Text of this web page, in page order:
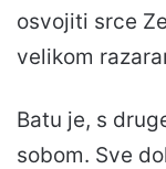
osvojiti srce
velikom
Batu je, s
sobom. Sve